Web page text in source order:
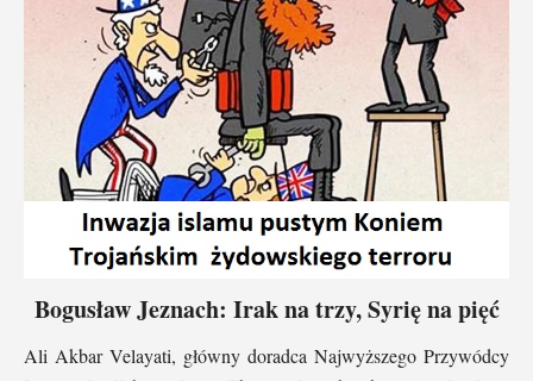
Bogusław Jeznach: Irak na trzy, Syrię na pięć
Ali Akbar Velayati, główny doradca Najwyższego Przywódcy